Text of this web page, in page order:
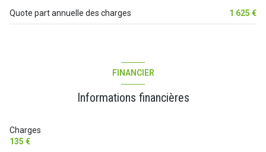
1 niveau(x)
vue Jardin
Quote part annuelle des charges 1 625 €
FINANCIER
Informations financières
Charges
135 €